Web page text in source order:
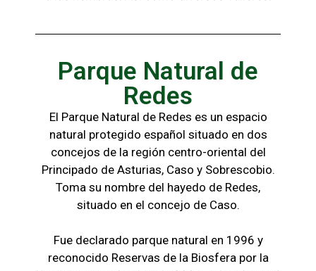
Parque Natural de
Redes
El Parque Natural de Redes es un espacio
natural protegido español situado en dos
concejos de la región centro-oriental del
Principado de Asturias, Caso y Sobrescobio.
Toma su nombre del hayedo de Redes,
situado en el concejo de Caso.
Fue declarado parque natural en 1996 y
reconocido Reservas de la Biosfera por la